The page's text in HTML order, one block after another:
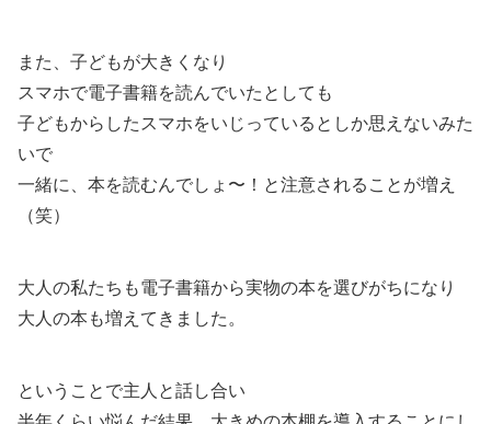
また、子どもが大きくなり
スマホで電子書籍を読んでいたとしても
子どもからしたスマホをいじっているとしか思えないみた
いで
一緒に、本を読むんでしょ〜！と注意されることが増え
（笑）
大人の私たちも電子書籍から実物の本を選びがちになり
大人の本も増えてきました。
ということで主人と話し合い